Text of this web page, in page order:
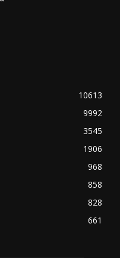
10613
9992
3545
1906
968
858
828
661